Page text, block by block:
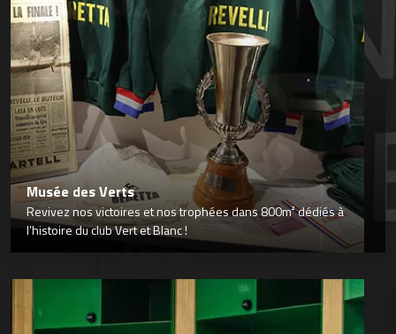
Musée des Verts
Revivez nos victoires et nos trophées dans 800m² dédiés à
l’histoire du club Vert et Blanc !